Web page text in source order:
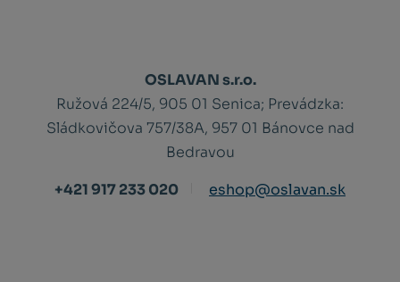
OSLAVAN s.r.o.
Ružová 224/5, 905 01 Senica; Prevádzka:
Sládkovičova 757/38A, 957 01 Bánovce nad
Bedravou
+421 917 233 020
eshop@oslavan.sk